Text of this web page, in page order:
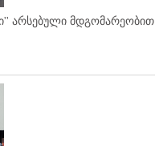
არსებული მდგომარეობით